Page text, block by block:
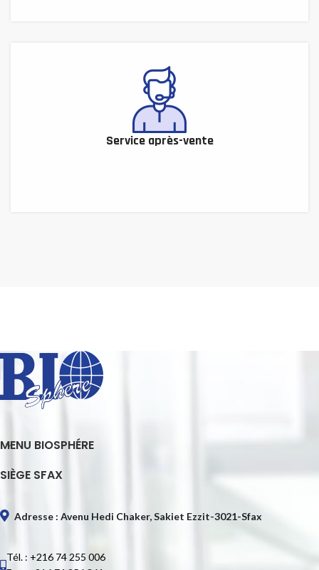
Service après-vente
MENU BIOSPHÉRE
SIÈGE SFAX
Adresse : Avenu Hedi Chaker, Sakiet Ezzit-3021-Sfax
Tél. : +216 74 255 006